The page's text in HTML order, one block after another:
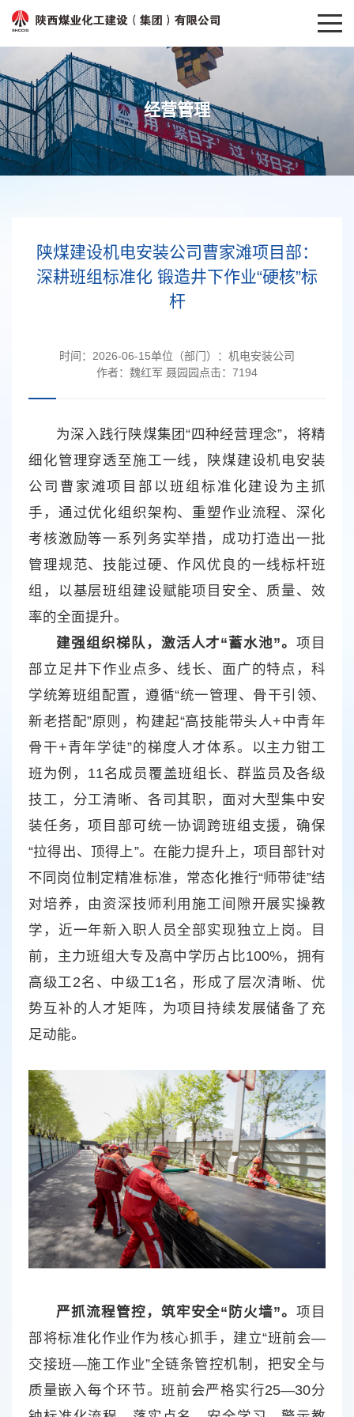
经营管理
陕煤建设机电安装公司曹家滩项目部：
深耕班组标准化 锻造井下作业“硬核”标
杆
时间： 2026-06-15单位（部门）： 机电安装公司
作者： 魏红军 聂园园点击： 7194
为深入践行陕煤集团“四种经营理念”，将精
细化管理穿透至施工一线，陕煤建设机电安装
公司曹家滩项目部以班组标准化建设为主抓
手，通过优化组织架构、重塑作业流程、深化
考核激励等一系列务实举措，成功打造出一批
管理规范、技能过硬、作风优良的一线标杆班
组，以基层班组建设赋能项目安全、质量、效
率的全面提升。
建强组织梯队，激活人才“蓄水池”。项目
部立足井下作业点多、线长、面广的特点，科
学统筹班组配置，遵循“统一管理、骨干引领、
新老搭配”原则，构建起“高技能带头人+中青年
骨干+青年学徒”的梯度人才体系。以主力钳工
班为例，11名成员覆盖班组长、群监员及各级
技工，分工清晰、各司其职，面对大型集中安
装任务，项目部可统一协调跨班组支援，确保
“拉得出、顶得上”。在能力提升上，项目部针对
不同岗位制定精准标准，常态化推行“师带徒”结
对培养，由资深技师利用施工间隙开展实操教
学，近一年新入职人员全部实现独立上岗。目
前，主力班组大专及高中学历占比100%，拥有
高级工2名、中级工1名，形成了层次清晰、优
势互补的人才矩阵，为项目持续发展储备了充
足动能。
严抓流程管控，筑牢安全“防火墙”。项目
部将标准化作业作为核心抓手，建立“班前会—
交接班—施工作业”全链条管控机制，把安全与
质量嵌入每个环节。班前会严格实行25—30分